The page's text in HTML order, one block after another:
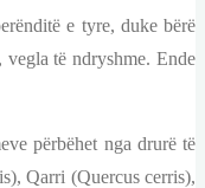
e tyre, duke bërë
të ndryshme. Ende
përbëhet nga drurë të
Qarri (Quercus cerris),